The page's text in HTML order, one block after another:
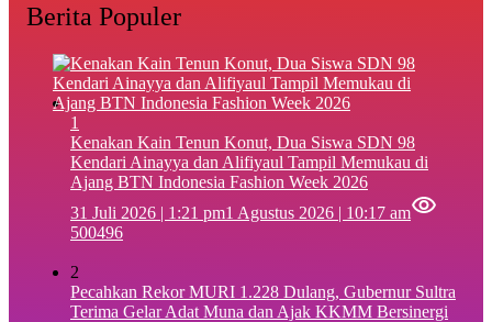
Berita Populer
1
‎Kenakan Kain Tenun Konut, Dua Siswa SDN 98
Kendari Ainayya dan Alifiyaul Tampil Memukau di
Ajang BTN Indonesia Fashion Week 2026
31 Juli 2026 | 1:21 pm1 Agustus 2026 | 10:17 am
500496
2
Pecahkan Rekor MURI 1.228 Dulang, Gubernur Sultra
Terima Gelar Adat Muna dan Ajak KKMM Bersinergi